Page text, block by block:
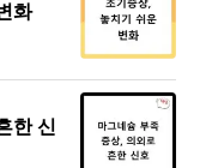
화
한 신